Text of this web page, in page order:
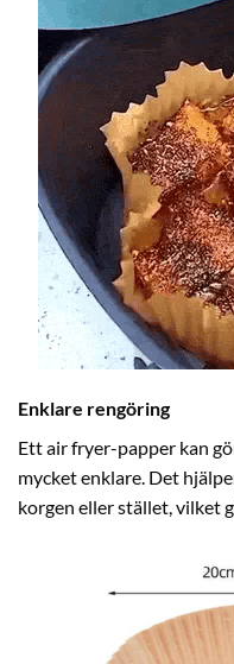
Enklare rengöring
Ett air fryer-papper kan
mycket enklare. Det
korgen eller stället, vilket